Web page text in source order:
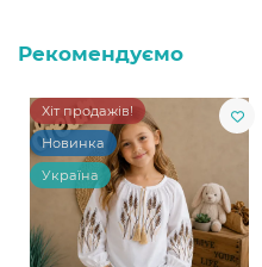
Рекомендуємо
Хіт продажів!
Новинка
Україна